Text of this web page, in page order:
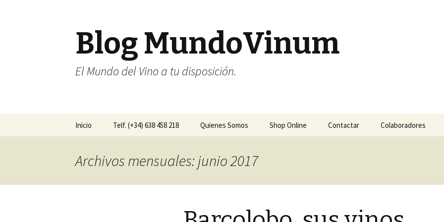
Blog MundoVinum
El Mundo del Vino a tu disposición.
Ir al contenido
Inicio Telf. (+34) 638 458 218 Quienes Somos Shop Online Contactar Colaboradores
Archivos mensuales: junio 2017